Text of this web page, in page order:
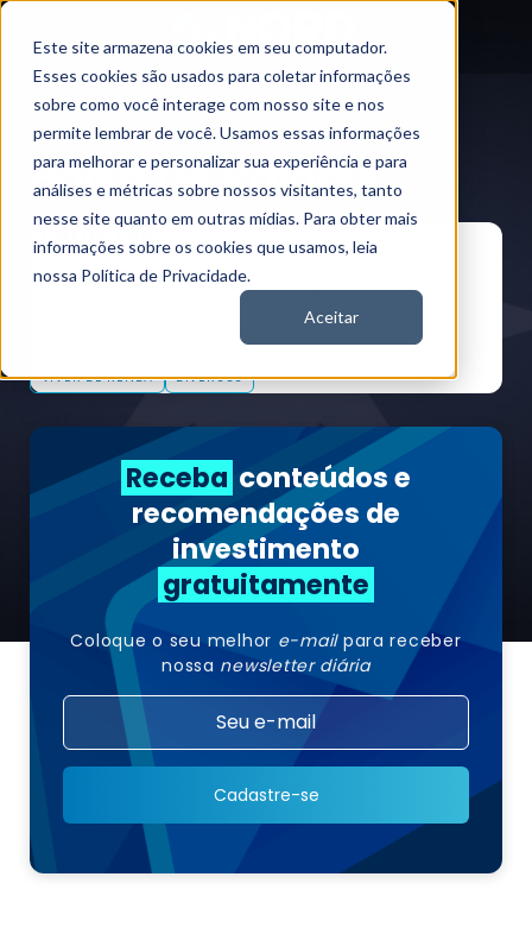
Este site armazena cookies em seu computador.
Esses cookies são usados para coletar informações
sobre como você interage com nosso site e nos
permite lembrar de você. Usamos essas informações
para melhorar e personalizar sua experiência e para
análises e métricas sobre nossos visitantes, tanto
nesse site quanto em outras mídias. Para obter mais
informações sobre os cookies que usamos, leia
nossa Política de Privacidade.
Aceitar
Nord News Tags Bolsa De Valores,
Bolsa De Valores,
Outras Tags
INVESTIMENTOS BOLSA DE VALORES
MERCADO FINANCEIRO
FUNDOS IMOBILIÁRIOS
VIVER DE RENDA
DIVERSOS
Receba conteúdos e
recomendações de
investimento
gratuitamente
Coloque o seu melhor e-mailpara receber
nossa newsletter diária
Cadastre-se